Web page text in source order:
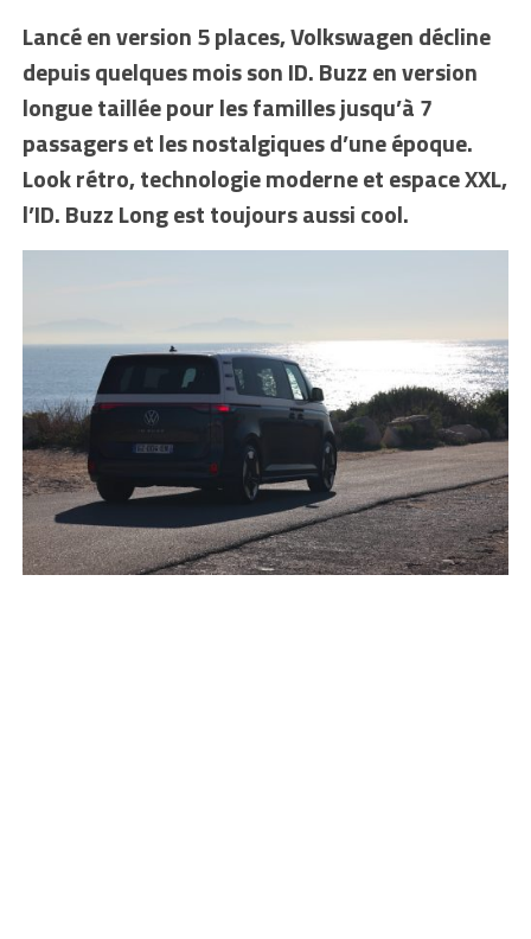
Lancé en version 5 places, Volkswagen décline
depuis quelques mois son ID. Buzz en version
longue taillée pour les familles jusqu’à 7
passagers et les nostalgiques d’une époque.
Look rétro, technologie moderne et espace XXL,
l’ID. Buzz Long est toujours aussi cool.